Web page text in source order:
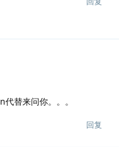
替来问你。。。
回复